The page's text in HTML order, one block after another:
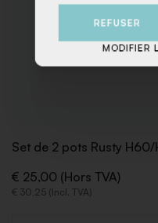
Set de 2 pots Rusty
€ 25,00 (Hors TVA)
€ 30,25 (Incl. TVA)
REFUSER
MODIFIER